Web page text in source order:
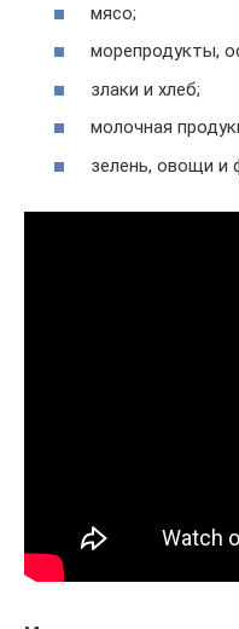
мясо;
морепродукты,
злаки и хлеб;
молочная
зелень, овощи и